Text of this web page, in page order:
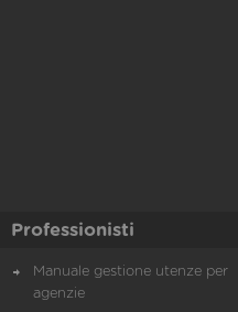
Professionisti
Manuale gestione utenze per
agenzie